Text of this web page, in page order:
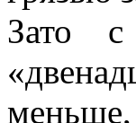
Зато с